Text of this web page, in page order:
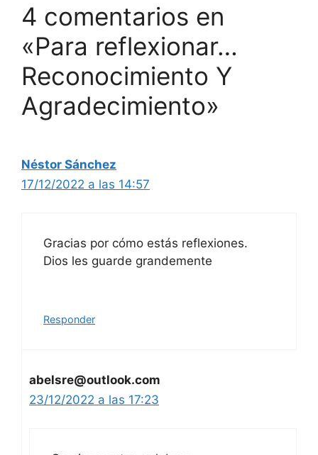
4 comentarios en
«Para reflexionar…
Reconocimiento Y
Agradecimiento»
Néstor Sánchez
17/12/2022 a las 14:57
Gracias por cómo estás reflexiones.
Dios les guarde grandemente
Responder
abelsre@outlook.com
23/12/2022 a las 17:23